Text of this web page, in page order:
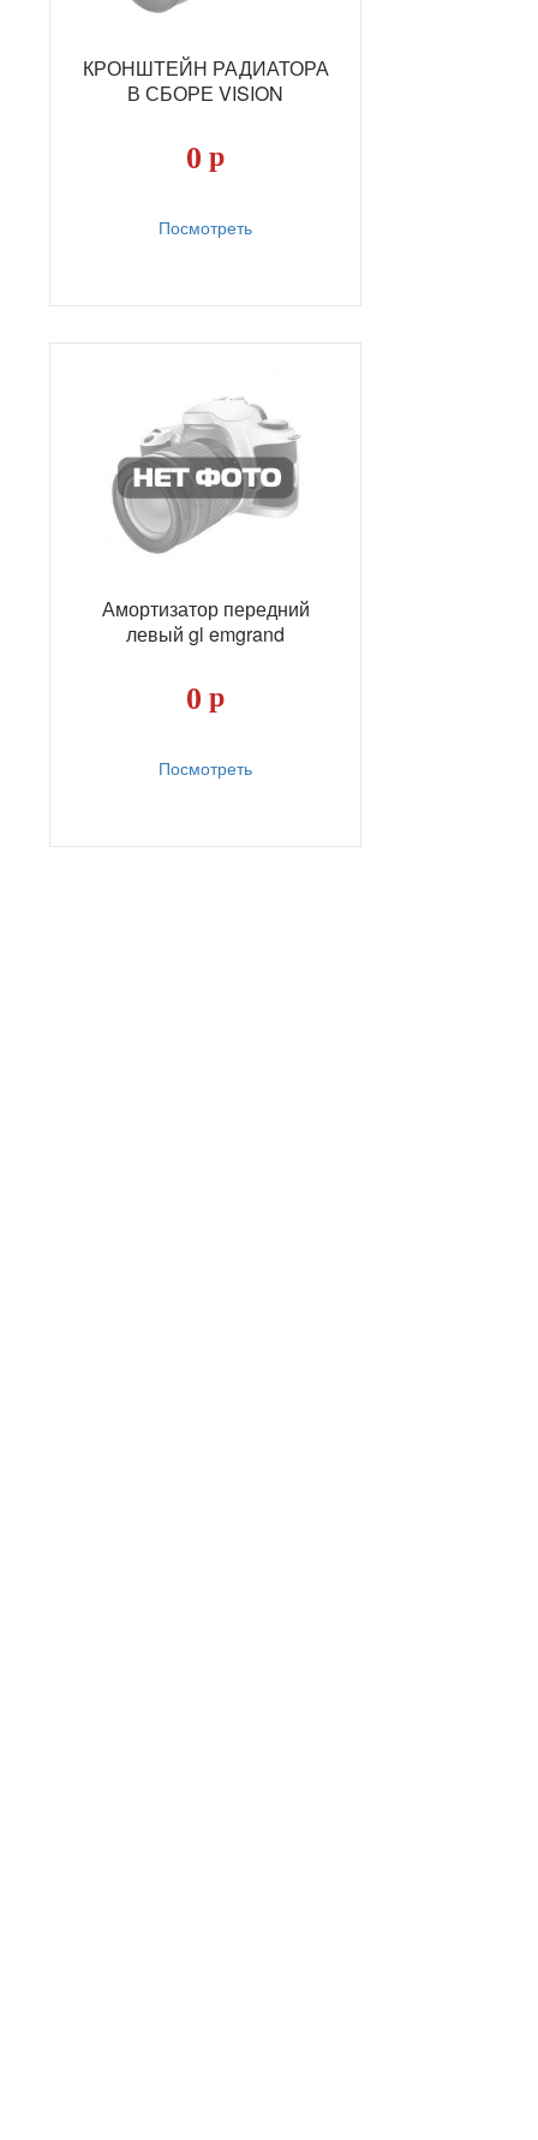
КРОНШТЕЙН РАДИАТОРА
В СБОРЕ VISION
0 р
Посмотреть
Амортизатор передний
левый gl emgrand
0 р
Посмотреть